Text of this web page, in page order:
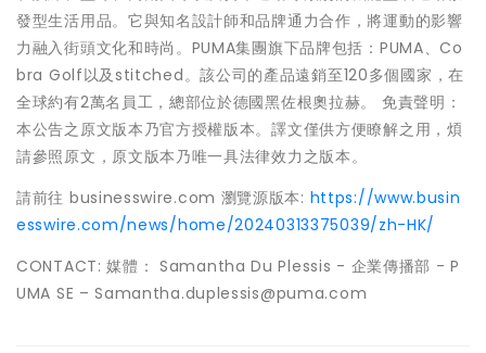
發型生活用品。它與知名設計師和品牌通力合作，將運動的影響
力融入街頭文化和時尚。PUMA集團旗下品牌包括：PUMA、Co
bra Golf以及stitched。該公司的產品遠銷至120多個國家，在
全球約有2萬名員工，總部位於德國黑佐根奧拉赫。 免責聲明：
本公告之原文版本乃官方授權版本。譯文僅供方便瞭解之用，煩
請參照原文，原文版本乃唯一具法律效力之版本。
請前往 businesswire.com 瀏覽源版本: https://www.busin
esswire.com/news/home/20240313375039/zh-HK/
CONTACT: 媒體： Samantha Du Plessis - 企業傳播部 - P
UMA SE – Samantha.duplessis@puma.com